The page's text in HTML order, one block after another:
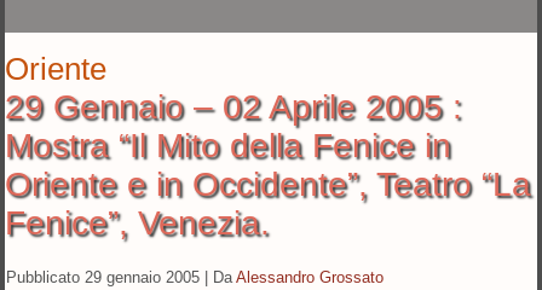
Oriente
29 Gennaio – 02 Aprile 2005 :
Mostra “Il Mito della Fenice in
Oriente e in Occidente”, Teatro “La
Fenice”, Venezia.
Pubblicato 29 gennaio 2005 Da Alessandro Grossato